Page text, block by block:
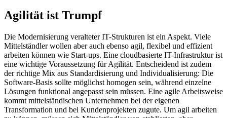
Agilität ist Trumpf
Die Modernisierung veralteter IT-Strukturen ist ein Aspekt. Viele
Mittelständler wollen aber auch ebenso agil, flexibel und effizient
arbeiten können wie Start-ups. Eine cloudbasierte IT-Infrastruktur ist
eine wichtige Voraussetzung für Agilität. Entscheidend ist zudem
der richtige Mix aus Standardisierung und Individualisierung: Die
Software-Basis sollte möglichst homogen sein, während einzelne
Lösungen funktional angepasst sein müssen. Eine agile Arbeitsweise
kommt mittelständischen Unternehmen bei der eigenen
Transformation und bei Kundenprojekten zugute. Um agil arbeiten